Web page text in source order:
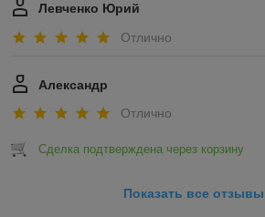
Левченко Юрий
Отлично
Александр
Отлично
Сделка подтверждена через корзину
Показать все отзывы